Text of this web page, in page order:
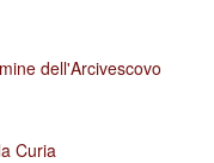
dell'Arcivescovo
Curia